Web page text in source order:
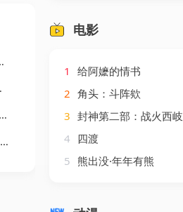
电影
1
给阿嬷的情书
2 角头：斗阵欸
3 封神第二部：战火西岐
4 四渡
5 熊出没·年年有熊